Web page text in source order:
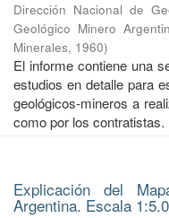
Dirección Nacional de
Geológico Minero
Minerales, 1960)
El informe contiene una
estudios en detalle para
geológicos-mineros a
como por los contratistas.
Explicación del
Argentina. Escala